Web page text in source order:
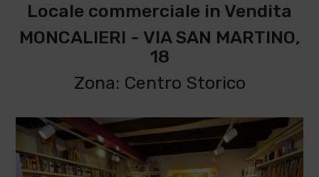
Locale commerciale in Vendita
MONCALIERI - VIA SAN MARTINO,
18
Zona: Centro Storico